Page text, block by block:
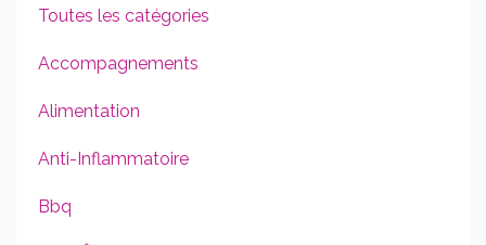
Toutes les catégories
Accompagnements
Alimentation
Anti-Inflammatoire
Bbq